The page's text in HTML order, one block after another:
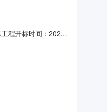
程开标时间：2023-